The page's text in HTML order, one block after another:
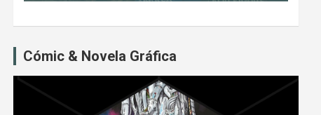
Cómic & Novela Gráfica